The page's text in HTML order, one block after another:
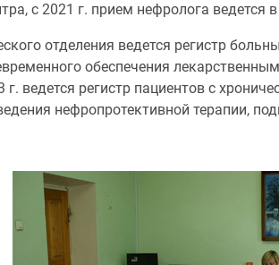
с 2021 г. прием нефролога ведется
отделения ведется регистр
обеспечения
г. ведется регистр пациентов с
нефропротективной терапии,